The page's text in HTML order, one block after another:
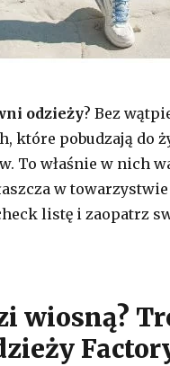
odzieży? Bez
które pobudzają do
To właśnie w nich
w
listę i zaopatrz
wiosną?